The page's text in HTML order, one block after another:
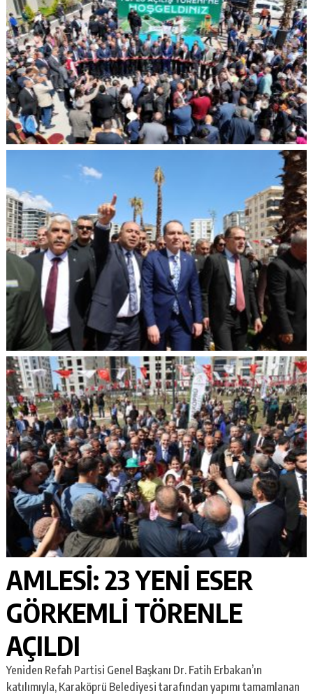
AMLESİ: 23 YENİ ESER
GÖRKEMLİ TÖRENLE
AÇILDI
Yeniden Refah Partisi Genel Başkanı Dr. Fatih Erbakan’ın
katılımıyla, Karaköprü Belediyesi tarafından yapımı tamamlanan